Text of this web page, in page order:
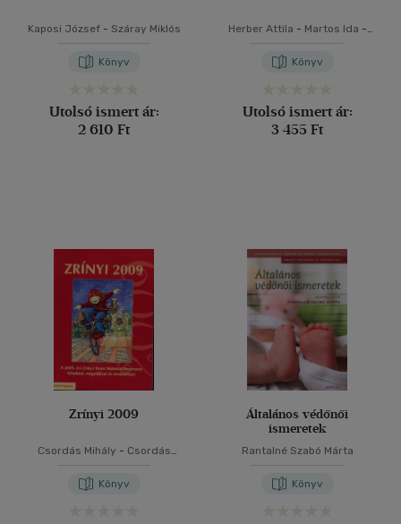
Kaposi József- Száray Miklós
Könyv
Utolsó ismert ár:
2 610 Ft
Herber Attila - Martos Ida -
Könyv
Utolsó ismert ár:
3 455 Ft
Zrínyi 2009
Csordás Mihály - Csordás
Pap-Szigetiné Németh
-Szabó István
Könyv
Általános védőnői
ismeretek
Rantalné Szabó Márta
Könyv